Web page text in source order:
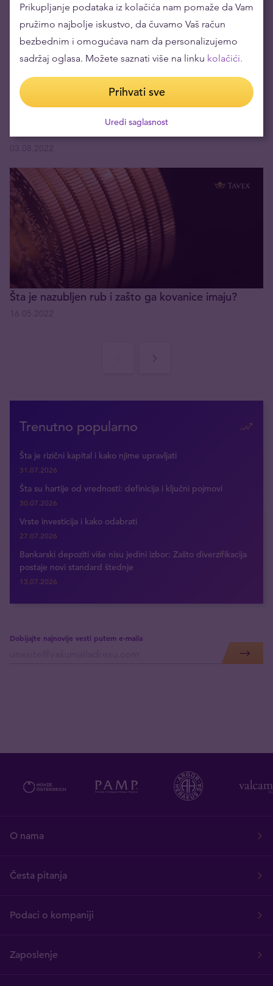
Da li britanska kompanija zaista isplaćuje plate u
03.08.2022
Šta je nazubljen rub i zašto ga kovanice imaju?
Trenutno popularno
Šta je rizični kapital i kako njime upravljati
31.07.2026
Šta su hartije od vrednosti: definicija i ključni pojmovi
30.07.2026
Vrste investicija i kako odabrati
27.07.2026
Bankarski depoziti više nisu jedini izbor: Zašto diverzifikacija
postaje novi standard štednje
13.07.2026
Dobijajte najnovije vesti putem e-maila
O nama
Česta pitanja
Podaci o kompaniji
Zaposlenje
Prikupljanje podataka iz kolačića nam pomaže da Vam
pružimo najbolje iskustvo, da čuvamo Vaš račun
bezbednim i omogućava nam da personalizujemo
sadržaj oglasa. Možete saznati više na linku kolačići.
Prihvati sve
Uredi saglasnost